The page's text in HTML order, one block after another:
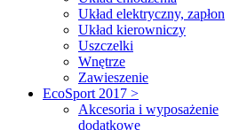
Układ elektryczny, zapłon
Układ kierowniczy
Uszczelki
Wnętrze
Zawieszenie
EcoSport 2017 >
Akcesoria i wyposażenie
dodatkowe